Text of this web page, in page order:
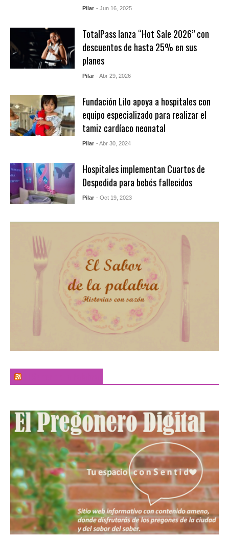
Pilar - Jun 16, 2025
TotalPass lanza “Hot Sale 2026” con
descuentos de hasta 25% en sus
planes
Pilar - Abr 29, 2026
Fundación Lilo apoya a hospitales con
equipo especializado para realizar el
tamiz cardíaco neonatal
Pilar - Abr 30, 2024
Hospitales implementan Cuartos de
Despedida para bebés fallecidos
Pilar - Oct 19, 2023